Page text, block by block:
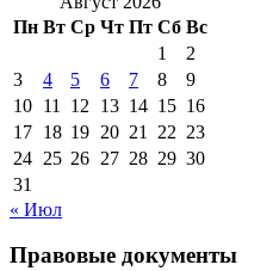
Пн Вт Ср Чт Пт Сб Вс
1
2
3
4 5 6 7 8
9
10 11 12 13 14 15 16
17 18 19 20 21 22 23
24 25 26 27 28 29 30
31
« Июл
Правовые документы